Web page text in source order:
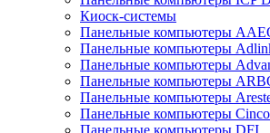
Киоск-системы
Панельные компьютеры
Панельные компьютеры
Панельные компьютеры
Панельные компьютеры
Панельные компьютеры
Панельные компьютеры
Панельные компьютеры DFI